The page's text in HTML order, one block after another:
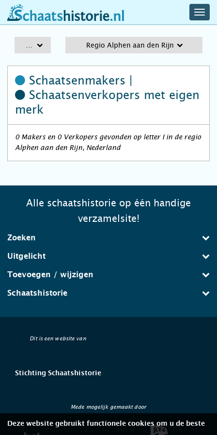
schaatshistorie.nl
Regio Alphen aan den Rijn
Schaatsenmakers |
Schaatsenverkopers met eigen
merk
0 Makers en 0 Verkopers gevonden op letter I in de regio
Alphen aan den Rijn, Nederland
Alle schaatshistorie op één handige
verzamelsite!
Zoeken
Uitgelicht
Toevoegen / wijzigen
Schaatshistorie
Dit is een website van
Stichting Schaatshistorie
Mede mogelijk gemaakt door
Deze website gebruikt functionele cookies om u de beste